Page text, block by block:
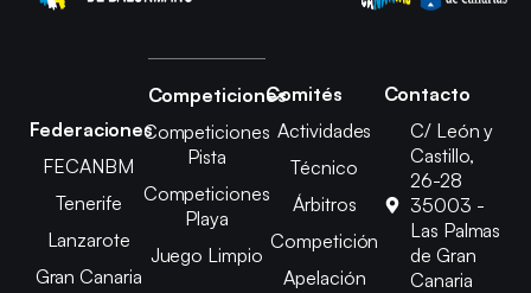
Federaciones
FECANBM
Tenerife
Lanzarote
Gran Canaria
Competiciones
Competiciones
Pista
Competiciones
Playa
Juego Limpio
Comités
Actividades
Técnico
Árbitros
Competición
Apelación
Contacto
C/ León y
Castillo,
26-28
35003 -
Las Palmas
de Gran
Canaria